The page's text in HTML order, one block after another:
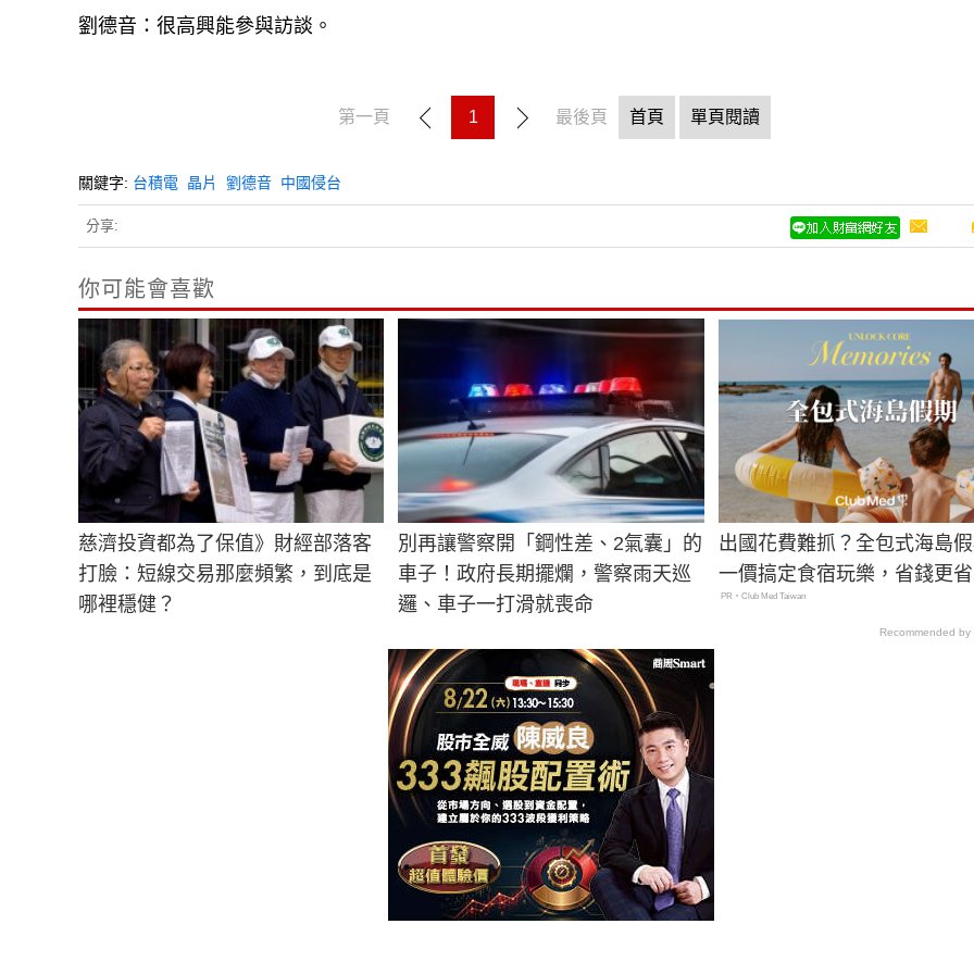
劉德音：很高興能參與訪談。
第一頁 1 最後頁 首頁 單頁閱讀
關鍵字: 台積電 晶片 劉德音 中國侵台
分享:
你可能會喜歡
慈濟投資都為了保值》財經部落客
打臉：短線交易那麼頻繁，到底是
哪裡穩健？
別再讓警察開「鋼性差、2氣囊」的
車子！政府長期擺爛，警察雨天巡
邏、車子一打滑就喪命
出國花費難抓？全包式海島
一價搞定食宿玩樂，省錢更
PR・Club Med Taiwan
Recommended by